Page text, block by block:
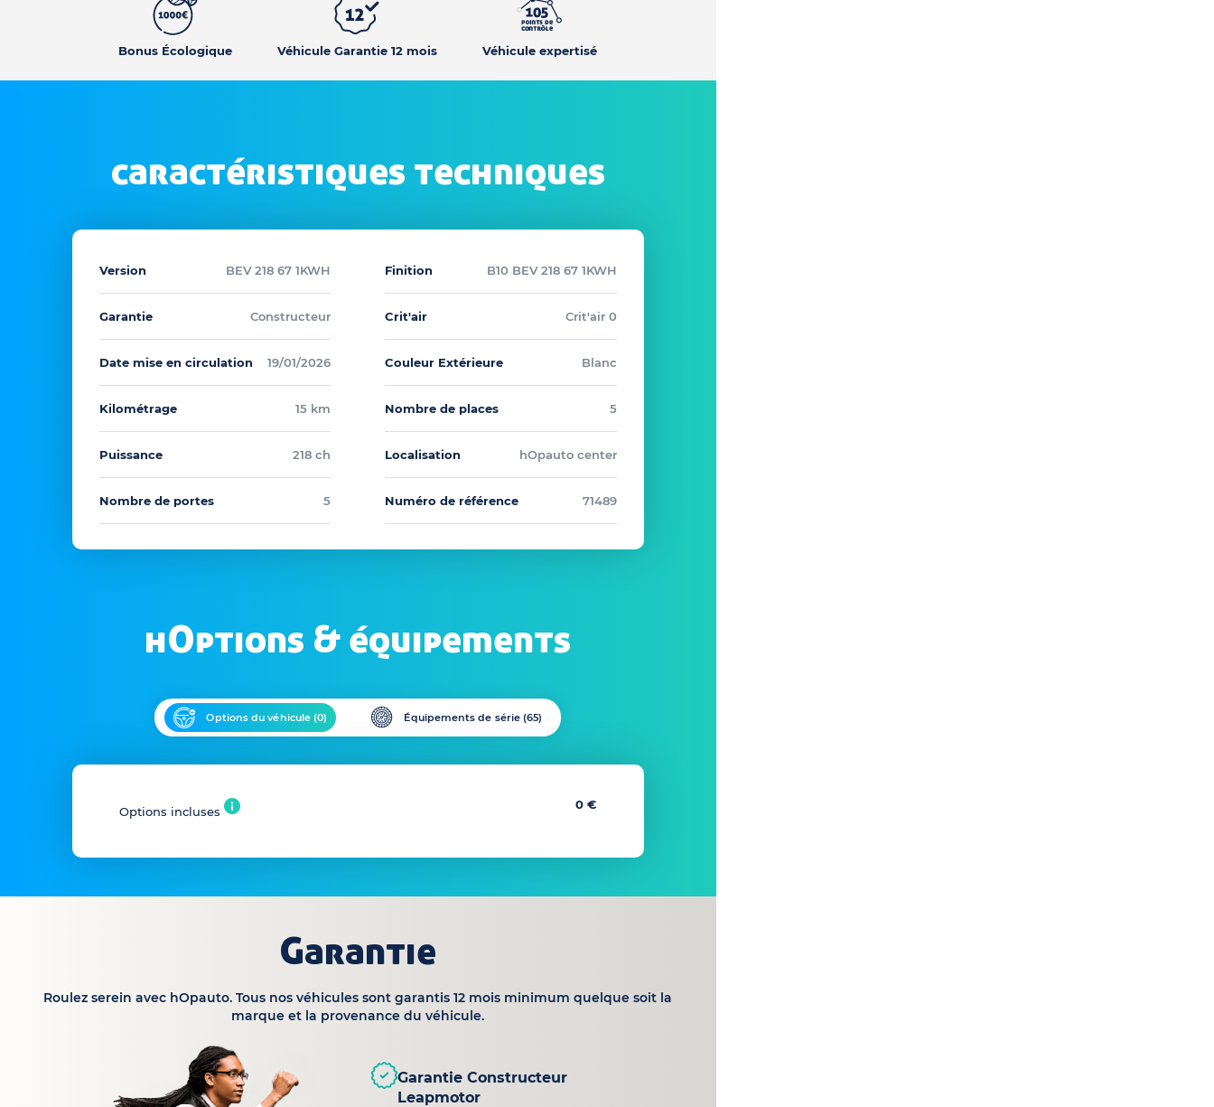
Bonus Écologique Véhicule Garantie 12 mois Véhicule expertisé
caractéristiques techniques
Version BEV 218 67 1KWH Finition B10 BEV 218 67 1KWH
Garantie Constructeur Crit'air Crit'air 0
Date mise en circulation 19/01/2026 Couleur Extérieure Blanc
Kilométrage 15 km Nombre de places 5
Puissance 218 ch Localisation hOpauto center
Nombre de portes 5 Numéro de référence 71489
hOptions & équipements
Options du véhicule (0) Équipements de série (65)
Options incluses 0 €
Garantie
Roulez serein avec hOpauto. Tous nos véhicules sont garantis 12 mois minimum quelque soit la
marque et la provenance du véhicule.
Garantie Constructeur
Leapmotor